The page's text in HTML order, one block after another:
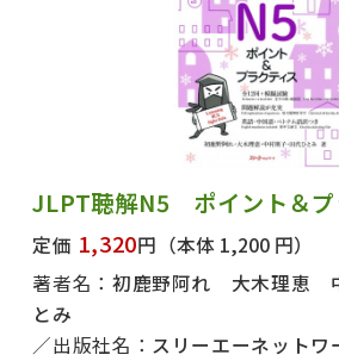
JLPT聴解N5 ポイント＆プ
定価 1,320円 （本体 1,200 円）
著者名： 初鹿野阿れ 大木理恵
とみ
出版社名： スリーエーネットワ